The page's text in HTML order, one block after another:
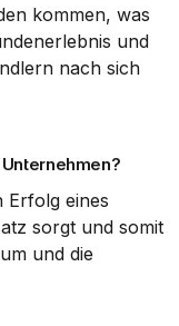
kommen, was
und
nach sich
Erfolg eines
sorgt und somit
und die